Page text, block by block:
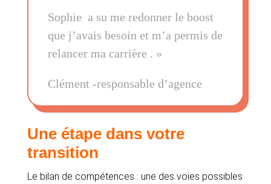
Sophie a su me redonner le boost
que j’avais besoin et m’a permis de
relancer ma carrière . »
Clément -responsable d’agence
Une étape dans votre
transition
Le bilan de compétences : une des voies possibles